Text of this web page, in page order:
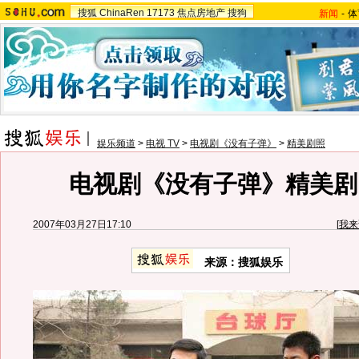
搜狐 ChinaRen 17173 焦点房地产 搜狗 新闻 -
娱乐频道 > 电视 TV > 电视剧《没有子弹》 > 精美剧照
电视剧《没有子弹》精美
2007年03月27日17:10 [我
来源：搜狐娱乐